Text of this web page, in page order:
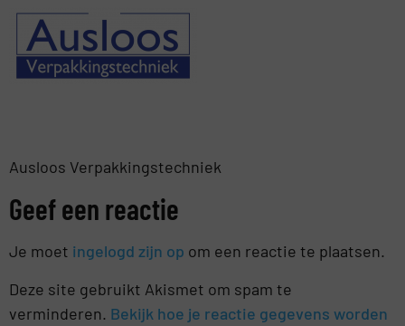
Ausloos Verpakkingstechniek
Geef een reactie
Je moet ingelogd zijn op om een reactie te plaatsen.
Deze site gebruikt Akismet om spam te
verminderen. Bekijk hoe je reactie gegevens worden